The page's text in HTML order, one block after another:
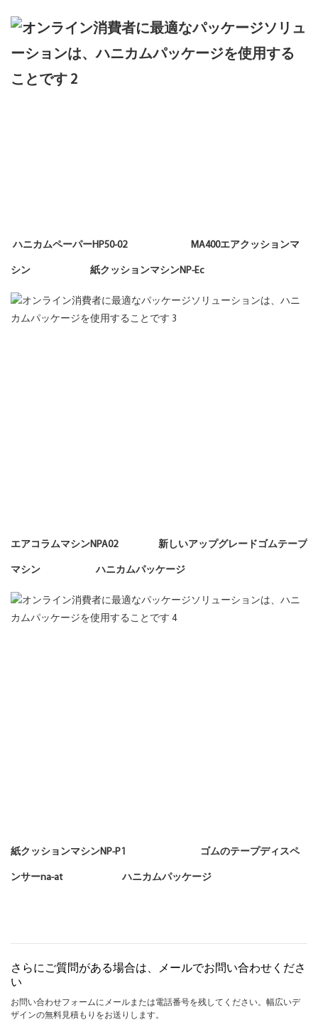
ハニカムペーパーHP50-02 MA400エアクッションマ
シン 紙クッションマシンNP-Ec
エアコラムマシンNPA02 新しいアップグレードゴムテープ
マシン ハニカムパッケージ
紙クッションマシンNP-P1 ゴムのテープディスペ
ンサーna-at ハニカムパッケージ
さらにご質問がある場合は、メールでお問い合わせくださ
い
お問い合わせフォームにメールまたは電話番号を残してください。幅広いデ
ザインの無料見積もりをお送りします。